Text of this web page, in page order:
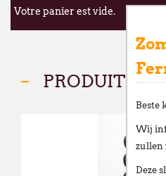
Votre panier est vide.
PRODUITS
Beste
Wij
zullen
Deze